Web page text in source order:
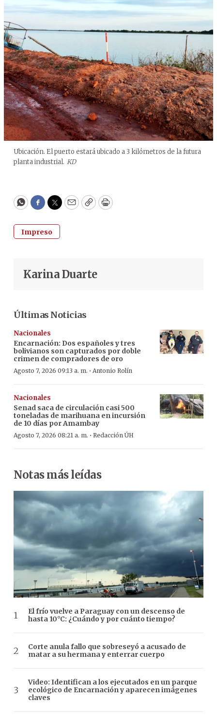
Ubicación. El puerto estará ubicado a 3 kilómetros de la futura
planta industrial. KD
WhatsApp
Facebook
Twitter
EmailCopyPrint
Impreso
Karina Duarte
Últimas Noticias
Nacionales
Encarnación: Dos españoles y tres
bolivianos son capturados por doble
crimen de compradores de oro
Agosto 7, 2026 09:13 a. m. · Antonio Rolín
Nacionales
Senad saca de circulación casi 500
toneladas de marihuana en incursión
de 10 días por Amambay
Agosto 7, 2026 08:21 a. m. · Redacción ÚH
Notas más leídas
El frío vuelve a Paraguay con un descenso de
hasta 10°C: ¿Cuándo y por cuánto tiempo?
Corte anula fallo que sobreseyó a acusado de
matar a su hermana y enterrar cuerpo
Video: Identifican a los ejecutados en un parque
ecológico de Encarnación y aparecen imágenes
claves